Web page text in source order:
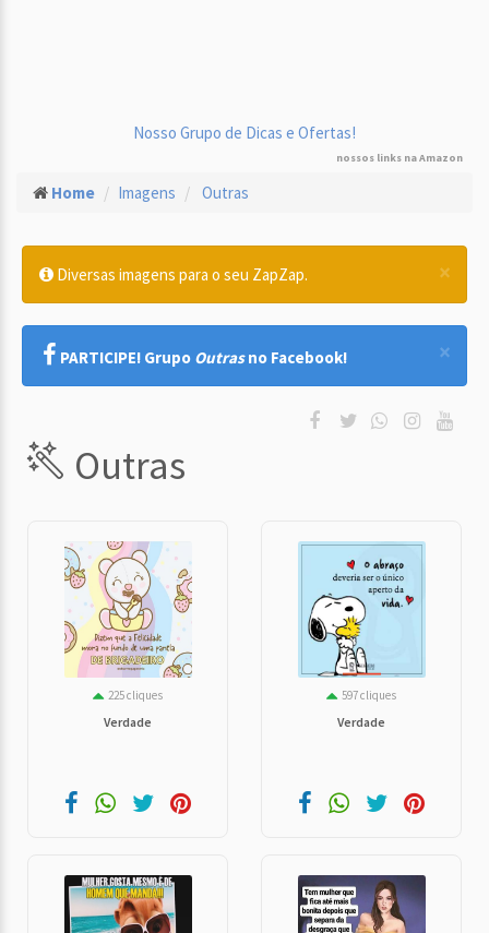
Nosso Grupo de Dicas e Ofertas!
nossos links na Amazon
Home Imagens Outras
×
Diversas imagens para o seu ZapZap.
×
PARTICIPE! Grupo Outrasno Facebook!
Outras
225 cliques
Verdade
597 cliques
Verdade